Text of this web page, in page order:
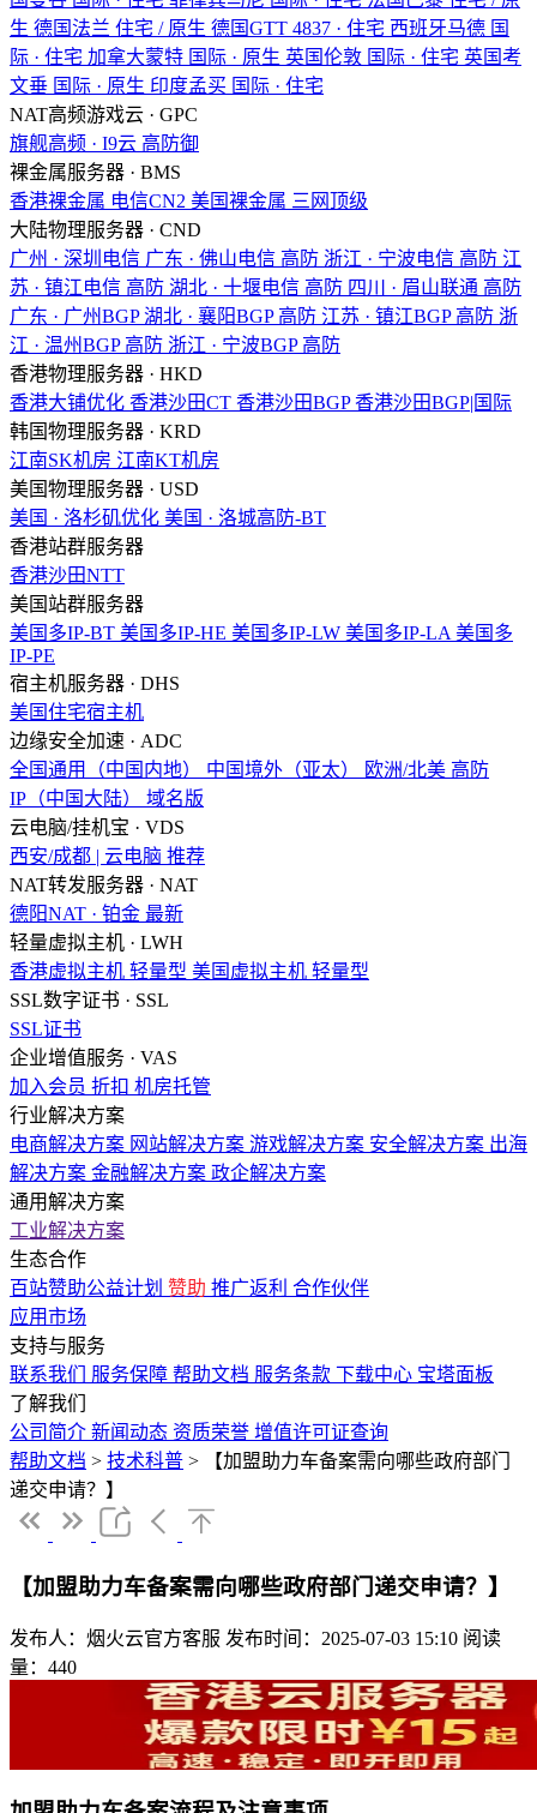
生 德国法兰 住宅 / 原生 德国GTT 4837 · 住宅 西班牙马德 国
际 · 住宅 加拿大蒙特 国际 · 原生 英国伦敦 国际 · 住宅 英国考
文垂 国际 · 原生 印度孟买 国际 · 住宅
NAT高频游戏云 · GPC
旗舰高频 · I9云 高防御
裸金属服务器 · BMS
香港裸金属 电信CN2 美国裸金属 三网顶级
大陆物理服务器 · CND
广州 · 深圳电信 广东 · 佛山电信 高防 浙江 · 宁波电信 高防 江
苏 · 镇江电信 高防 湖北 · 十堰电信 高防 四川 · 眉山联通 高防
广东 · 广州BGP 湖北 · 襄阳BGP 高防 江苏 · 镇江BGP 高防 浙
江 · 温州BGP 高防 浙江 · 宁波BGP 高防
香港物理服务器 · HKD
香港大铺优化 香港沙田CT 香港沙田BGP 香港沙田BGP|国际
韩国物理服务器 · KRD
江南SK机房 江南KT机房
美国物理服务器 · USD
美国 · 洛杉矶优化 美国 · 洛城高防-BT
香港站群服务器
香港沙田NTT
美国站群服务器
美国多IP-BT 美国多IP-HE 美国多IP-LW 美国多IP-LA 美国多
IP-PE
宿主机服务器 · DHS
美国住宅宿主机
边缘安全加速 · ADC
全国通用（中国内地）
中国境外（亚太） 欧洲/北美 高防
IP（中国大陆）
域名版
云电脑/挂机宝 · VDS
西安/成都 | 云电脑 推荐
NAT转发服务器 · NAT
德阳NAT · 铂金 最新
轻量虚拟主机 · LWH
香港虚拟主机 轻量型 美国虚拟主机 轻量型
SSL数字证书 · SSL
SSL证书
企业增值服务 · VAS
加入会员 折扣 机房托管
行业解决方案
电商解决方案 网站解决方案 游戏解决方案 安全解决方案 出海
解决方案 金融解决方案 政企解决方案
通用解决方案
工业解决方案
生态合作
百站赞助公益计划 赞助 推广返利 合作伙伴
应用市场
支持与服务
联系我们
服务保障 帮助文档 服务条款 下载中心 宝塔面板
了解我们
公司简介 新闻动态 资质荣誉 增值许可证查询
帮助文档 > 技术科普 >
【加盟助力车备案需向哪些政府部门
递交申请？】
【加盟助力车备案需向哪些政府部门递交申请？】
发布人：烟火云官方客服 发布时间：2025-07-03 15:10 阅读
量：440